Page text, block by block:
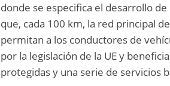
donde se especifica el desarrollo
que, cada 100 km, la red principal
permitan a los conductores de
por la legislación de la UE y
protegidas y una serie de servicios